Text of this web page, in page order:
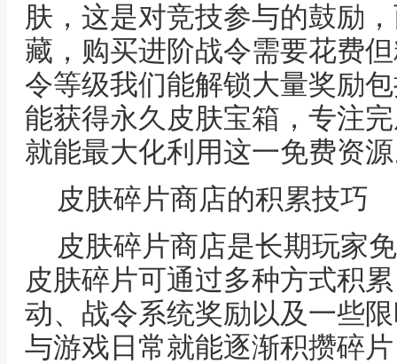
肤，这是对竞技参与的鼓励
藏，购买进阶战令需要花费
令等级我们能解锁大量奖励
能获得永久皮肤宝箱，专注
就能最大化利用这一免费资
皮肤碎片商店的积累技巧
皮肤碎片商店是长期玩家
皮肤碎片可通过多种方式积
动、战令系统奖励以及一些
与游戏日常就能逐渐积攒碎